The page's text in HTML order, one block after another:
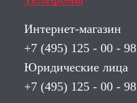
Интернет-магазин
+7 (495) 125 - 00 - 98
Юридические лица
+7 (495) 125 - 00 - 98